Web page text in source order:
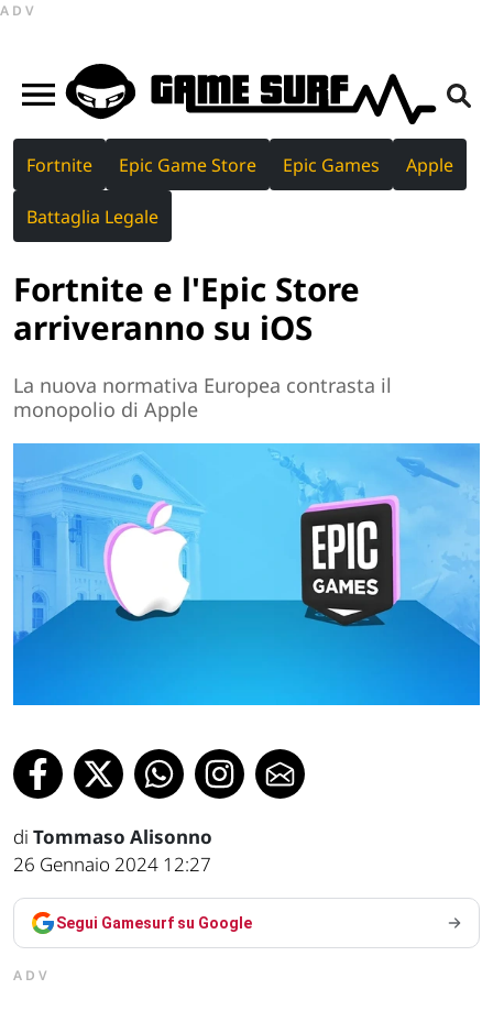
ADV
Fortnite Epic Game Store Epic Games Apple
Battaglia Legale
Fortnite e l'Epic Store
arriveranno su iOS
La nuova normativa Europea contrasta il
monopolio di Apple
di Tommaso Alisonno
26 Gennaio 2024 12:27
Segui Gamesurf su Google
ADV